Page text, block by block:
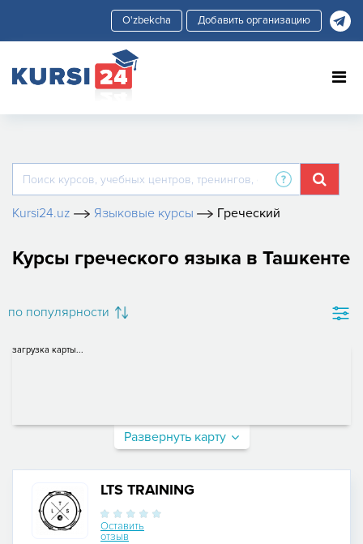
Добавить организацию
Kursi24.uz Языковые курсы Греческий
Курсы греческого языка в Ташкенте
по популярности
загрузка карты...
Развернуть карту
LTS TRAINING
Оставить
отзыв